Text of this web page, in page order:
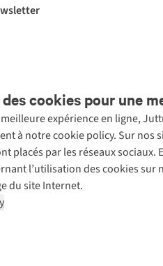
cookies pour une
expérience en ligne,
à notre cookie policy. Sur nos
placés par les réseaux
l’utilisation des cookies
du site Internet.